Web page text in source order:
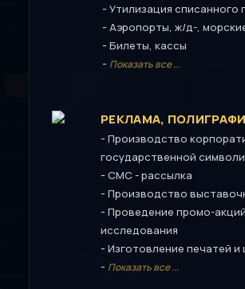
- Утилизация списанного
- Аэропорты, ж/д-,
- Билеты, кассы
- Показать все ...
РЕКЛАМА,
- Производство
государственной
- СМС - рассылка
- Производство
- Проведение промо-
исследования
- Изготовление печатей и
- Показать все ...